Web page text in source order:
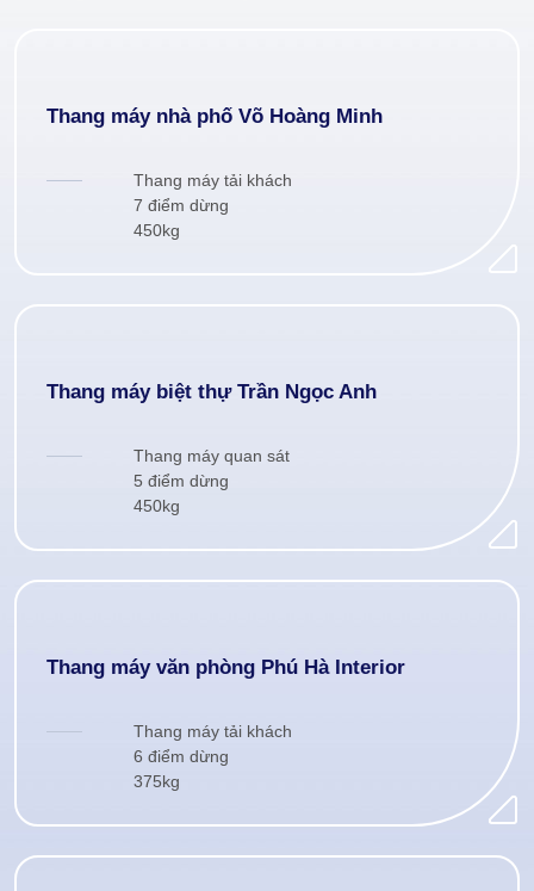
Thang máy nhà phố Võ Hoàng Minh
Thang máy tải khách
7 điểm dừng
450kg
Thang máy biệt thự Trần Ngọc Anh
Thang máy quan sát
5 điểm dừng
450kg
Thang máy văn phòng Phú Hà Interior
Thang máy tải khách
6 điểm dừng
375kg